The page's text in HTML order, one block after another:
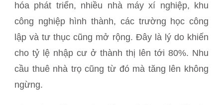
hóa phát triển, nhiều nhà máy xí nghiệp, khu
công nghiệp hình thành, các trường học công
lập và tư thục cũng mở rộng. Đây là lý do khiến
cho tỷ lệ nhập cư ở thành thị lên tới 80%. Nhu
cầu thuê nhà trọ cũng từ đó mà tăng lên không
ngừng.